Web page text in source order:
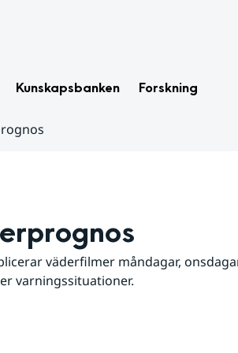
Kunskapsbanken Forskning
väderfilmer måndagar,
varningssituationer.